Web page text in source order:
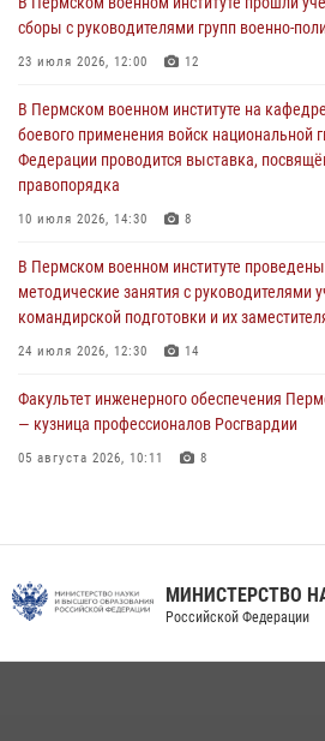
10 июля 2026, 12:28 2
курсов повышения квалификации
09 июля 2026, 11:30 3
В Пермском военном институте начала
по набору абитуриентов из числа граждан,
08 июля 2026, 09:36 2
Военнослужащие Пермского военного
чемпионате войск национальной гвардии
07 июля 2026, 10:30 4
сборы с руководителями групп военно-
23 июля 2026, 12:00 12
В Пермском военном институте на
боевого применения войск национальной
Федерации проводится выставка,
правопорядка
10 июля 2026, 14:30 8
В Пермском военном институте проведены
методические занятия с руководителями
командирской подготовки и их
24 июля 2026, 12:30 14
Факультет инженерного обеспечения
— кузница профессионалов Росгвардии
05 августа 2026, 10:11 8
небесного покровителя войск
Федерации»
МИНИСТЕРСТВО
Российской Федерации